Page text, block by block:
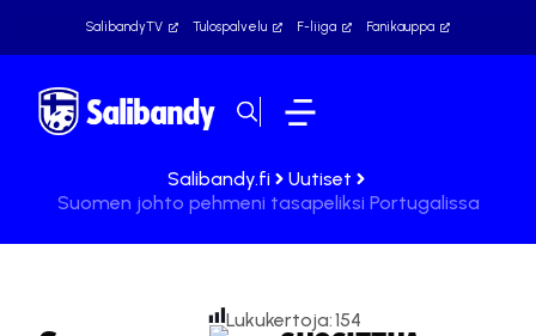
SalibandyTV Tulospalvelu F-liiga Fanikauppa
Salibandy.fi
Uutiset
Suomen johto pehmeni tasapeliksi Portugalissa
Lukukertoja:154